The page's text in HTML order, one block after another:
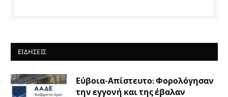
ΕΙΔΉΣΕΙΣ
Εύβοια-Απίστευτο: Φορολόγησαν
την εγγονή και της έβαλαν